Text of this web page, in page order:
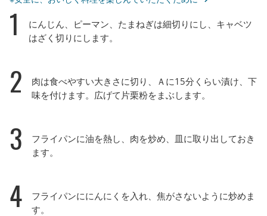
1
にんじん、ピーマン、たまねぎは細切りにし、キャベツ
はざく切りにします。
2
肉は食べやすい大きさに切り、Ａに15分くらい漬け、下
味を付けます。広げて片栗粉をまぶします。
3
フライパンに油を熱し、肉を炒め、皿に取り出しておき
ます。
4
フライパンににんにくを入れ、焦がさないように炒めま
す。